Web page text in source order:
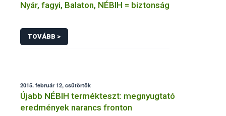
Nyár, fagyi, Balaton, NÉBIH = biztonság
TOVÁBB >
2015. február 12, csütörtök
Újabb NÉBIH termékteszt: megnyugtató
eredmények narancs fronton